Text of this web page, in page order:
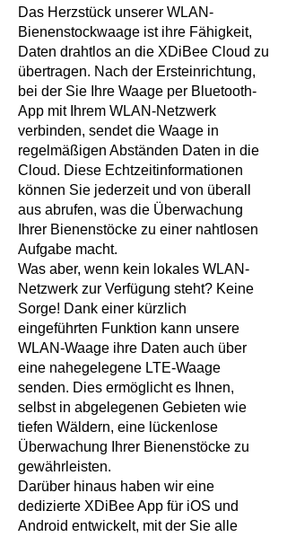
Das Herzstück unserer WLAN-
Bienenstockwaage ist ihre Fähigkeit,
Daten drahtlos an die XDiBee Cloud zu
übertragen. Nach der Ersteinrichtung,
bei der Sie Ihre Waage per Bluetooth-
App mit Ihrem WLAN-Netzwerk
verbinden, sendet die Waage in
regelmäßigen Abständen Daten in die
Cloud. Diese Echtzeitinformationen
können Sie jederzeit und von überall
aus abrufen, was die Überwachung
Ihrer Bienenstöcke zu einer nahtlosen
Aufgabe macht.
Was aber, wenn kein lokales WLAN-
Netzwerk zur Verfügung steht? Keine
Sorge! Dank einer kürzlich
eingeführten Funktion kann unsere
WLAN-Waage ihre Daten auch über
eine nahegelegene LTE-Waage
senden. Dies ermöglicht es Ihnen,
selbst in abgelegenen Gebieten wie
tiefen Wäldern, eine lückenlose
Überwachung Ihrer Bienenstöcke zu
gewährleisten.
Darüber hinaus haben wir eine
dedizierte XDiBee App für iOS und
Android entwickelt, mit der Sie alle